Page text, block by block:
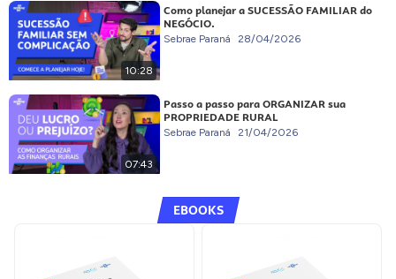
10:28
Como planejar a SUCESSÃO FAMILIAR do
NEGÓCIO.
Sebrae Paraná 28/04/2026
07:43
Passo a passo para ORGANIZAR sua
PROPRIEDADE RURAL
Sebrae Paraná 21/04/2026
EBOOKS